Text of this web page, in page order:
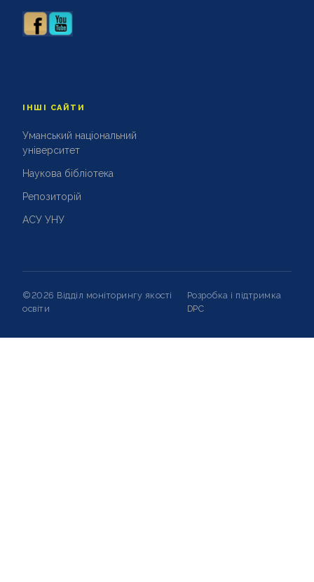
ІНШІ САЙТИ
Уманський національний
університет
Наукова бібліотека
Репозиторій
АСУ УНУ
©2026 Відділ моніторингу якості
освіти
Розробка і підтримка
DPC